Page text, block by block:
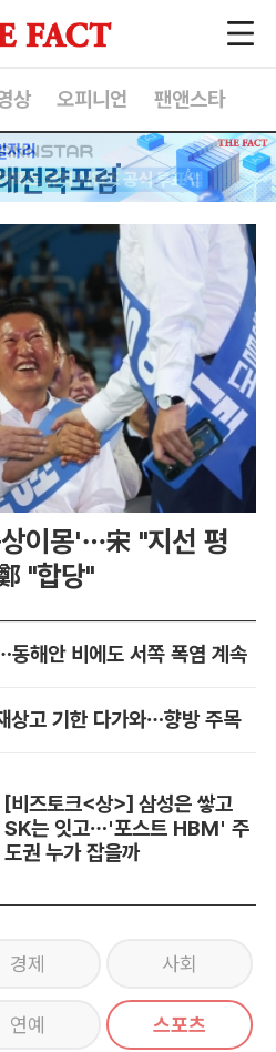
상 오피니언 팬앤스타
이몽'…宋 "지선 평
"합당"
해안 비에도 서쪽 폭염 계속
상고 기한 다가와…향방 주목
[비즈토크<상>] 삼성은 쌓고
SK는 잇고…'포스트 HBM' 주
도권 누가 잡을까
경제 사회
연예 스포츠